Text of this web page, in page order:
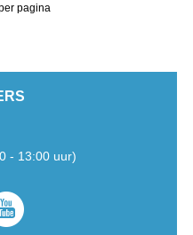
pagina
- 13:00 uur)